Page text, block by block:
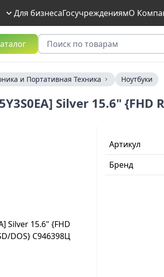
Для бизнесаГосучреждениямО
и Портативная Техника Ноутбуки
Silver 15.6"
Артикул
Бренд